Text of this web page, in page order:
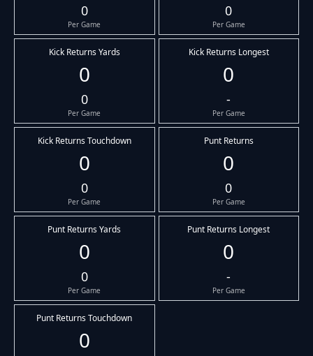
0
Per Game
0
Per Game
Kick Returns Yards
0
0
Per Game
Kick Returns Longest
0
-
Per Game
Kick Returns Touchdown
0
0
Per Game
Punt Returns
0
0
Per Game
Punt Returns Yards
0
0
Per Game
Punt Returns Longest
0
-
Per Game
Punt Returns Touchdown
0